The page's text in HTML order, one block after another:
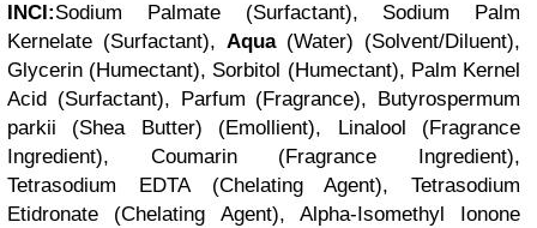
INCI:Sodium Palmate (Surfactant), Sodium Palm
Kernelate (Surfactant), Aqua(Water) (Solvent/Diluent),
Glycerin (Humectant), Sorbitol (Humectant), Palm Kernel
Acid (Surfactant), Parfum (Fragrance), Butyrospermum
parkii (Shea Butter) (Emollient), Linalool (Fragrance
Ingredient), Coumarin (Fragrance Ingredient),
Tetrasodium EDTA (Chelating Agent), Tetrasodium
Etidronate (Chelating Agent), Alpha-Isomethyl Ionone